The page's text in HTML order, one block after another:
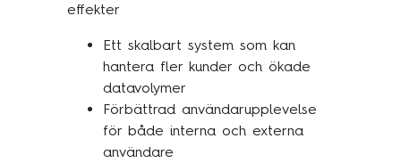
effekter
Ett skalbart system som kan
hantera fler kunder och ökade
datavolymer
Förbättrad användarupplevelse
för både interna och externa
användare